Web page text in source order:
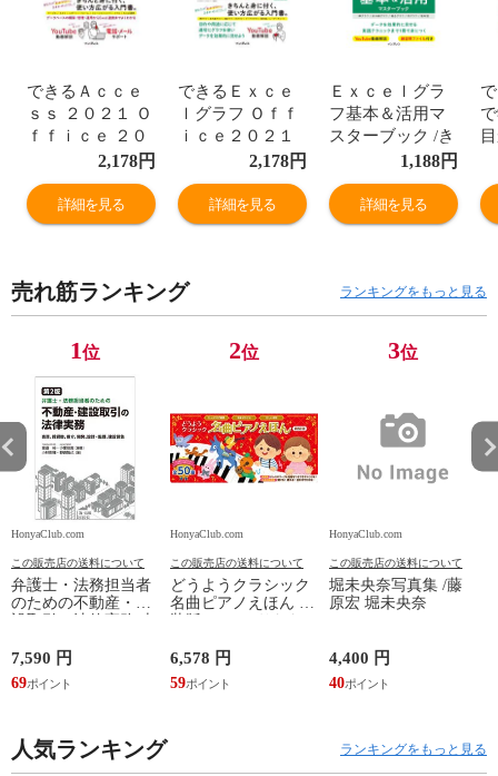
できるＡｃｃｅ
ｓｓ ２０２１ Ｏ
ｆｆｉｃｅ ２０
２１＆Ｍｉｃｒ
ｏｓｏｆｔ ３６
５両対応 /きたみ
あきこ できるシ
2,178円
詳細を見る
できるＥｘｃｅ
ｌグラフ Ｏｆｆ
ｉｃｅ２０２１
／２０１９／２
０１６＆Ｍｉｃ
ｒｏｓｏｆｔ３
６５対応 /きたみ
2,178円
詳細を見る
Ｅｘｃｅｌグラ
フ基本＆活用マ
スターブック /き
たみあきこ でき
るシリーズ編集
部
1,188円
詳細を見る
売れ筋ランキング ランキングをもっと見る
1位
HonyaClub.com
この販売店の送料について
弁護士・法務担当者
のための不動産・建
開発、設計・監理、
建設請負 第２版 /富
田裕 小里佳嵩
7,590 円
69
2位
HonyaClub.com
この販売店の送料について
どうようクラシック
名曲ピアノえほん 新
ワシマミワコ
6,578 円
59
3位
HonyaClub.com
この販売店の送料について
堀未央奈写真集 /藤
原宏 堀未央奈
4,400 円
40
人気ランキング ランキングをもっと見る